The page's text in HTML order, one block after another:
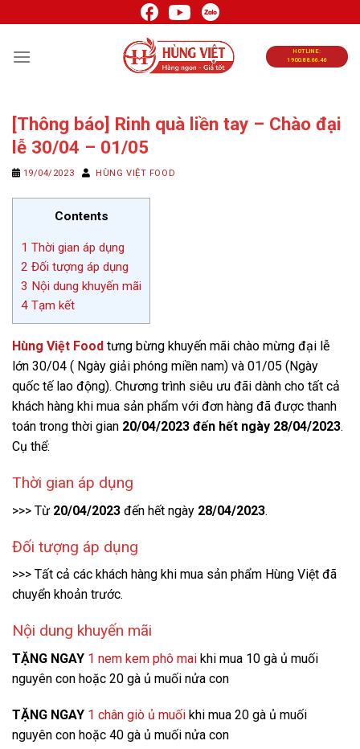
đến
nội
HOTLINE:
1900.88.66.46
[Thông báo] Rinh quà liền tay – Chào đại
lễ 30/04 – 01/05
19/04/2023 HÙNG VIỆT FOOD
Contents
1 Thời gian áp dụng
2 Đối tượng áp dụng
3 Nội dung khuyến mãi
4 Tạm kết
Hùng Việt Food tưng bừng khuyến mãi chào mừng đại lễ
lớn 30/04 ( Ngày giải phóng miền nam) và 01/05 (Ngày
quốc tế lao động). Chương trình siêu ưu đãi dành cho tất cả
khách hàng khi mua sản phẩm với đơn hàng đã được thanh
toán trong thời gian 20/04/2023 đến hết ngày 28/04/2023.
Cụ thể:
Thời gian áp dụng
>>> Từ 20/04/2023 đến hết ngày 28/04/2023.
Đối tượng áp dụng
>>> Tất cả các khách hàng khi mua sản phẩm Hùng Việt đã
chuyển khoản trước.
Nội dung khuyến mãi
TẶNG NGAY 1 nem kem phô mai khi mua 10 gà ủ muối
nguyên con hoặc 20 gà ủ muối nửa con
TẶNG NGAY 1 chân giò ủ muối khi mua 20 gà ủ muối
nguyên con hoặc 40 gà ủ muối nửa con